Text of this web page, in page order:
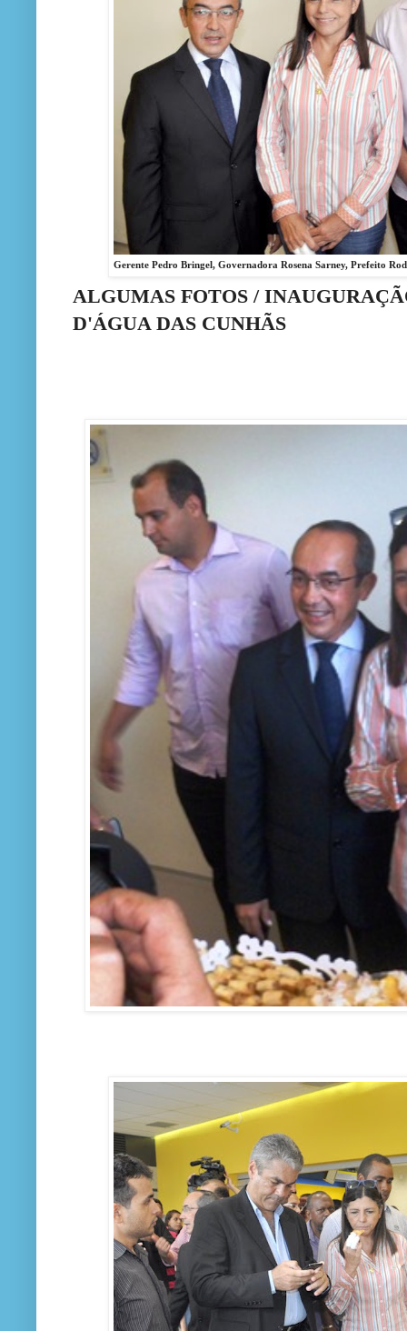
Gerente Pedro Bringel, Governadora Rosena Sarney, Prefeito
ALGUMAS FOTOS /
D'ÁGUA DAS CUNHÃS